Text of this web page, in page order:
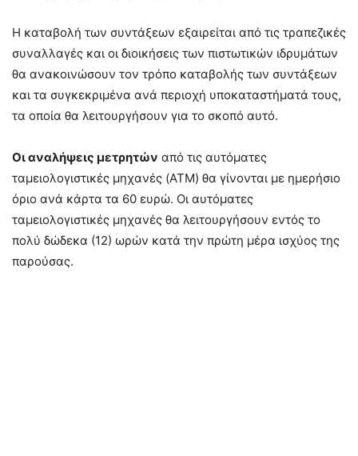
Η καταβολή των συντάξεων εξαιρείται από τις τραπεζικές
συναλλαγές και οι διοικήσεις των πιστωτικών ιδρυμάτων
θα ανακοινώσουν τον τρόπο καταβολής των συντάξεων
και τα συγκεκριμένα ανά περιοχή υποκαταστήματά τους,
τα οποία θα λειτουργήσουν για το σκοπό αυτό.
Οι αναλήψεις μετρητών από τις αυτόματες
ταμειολογιστικές μηχανές (ATM) θα γίνονται με ημερήσιο
όριο ανά κάρτα τα 60 ευρώ. Οι αυτόματες
ταμειολογιστικές μηχανές θα λειτουργήσουν εντός το
πολύ δώδεκα (12) ωρών κατά την πρώτη μέρα ισχύος της
παρούσας.